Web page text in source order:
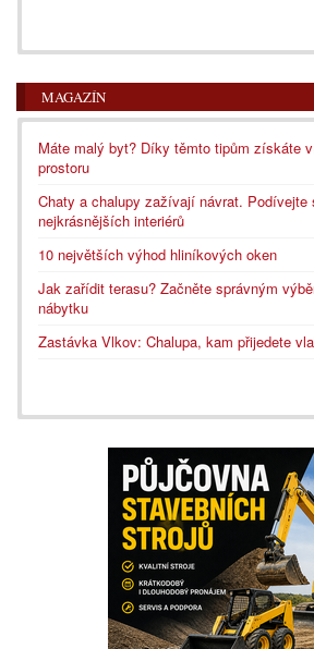
MAGAZÍN
Máte malý byt? Díky těmto tipům získáte
prostoru
Chaty a chalupy zažívají návrat. Podívejte
nejkrásnějších interiérů
10 největších výhod hliníkových oken
Jak zařídit terasu? Začněte správným
nábytku
Zastávka Vlkov: Chalupa, kam přijedete